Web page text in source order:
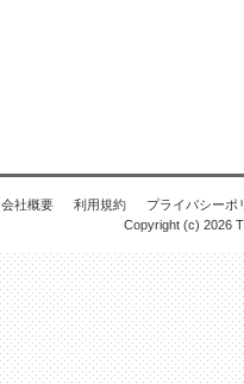
会社概要 利用規約
プライバシーポ
Copyright (c) 2026